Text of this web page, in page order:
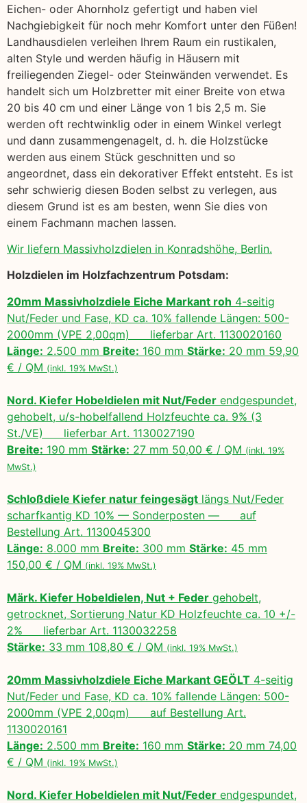
Eichen- oder Ahornholz gefertigt und haben viel
Nachgiebigkeit für noch mehr Komfort unter den Füßen!
Landhausdielen verleihen Ihrem Raum ein rustikalen,
alten Style und werden häufig in Häusern mit
freiliegenden Ziegel- oder Steinwänden verwendet. Es
handelt sich um Holzbretter mit einer Breite von etwa
20 bis 40 cm und einer Länge von 1 bis 2,5 m. Sie
werden oft rechtwinklig oder in einem Winkel verlegt
und dann zusammengenagelt, d. h. die Holzstücke
werden aus einem Stück geschnitten und so
angeordnet, dass ein dekorativer Effekt entsteht. Es ist
sehr schwierig diesen Boden selbst zu verlegen, aus
diesem Grund ist es am besten, wenn Sie dies von
einem Fachmann machen lassen.
Wir liefern Massivholzdielen in Konradshöhe, Berlin.
Holzdielen im Holzfachzentrum Potsdam:
20mm Massivholzdiele Eiche Markant roh 4-seitig
Nut/Feder und Fase, KD ca. 10% fallende Längen: 500-
2000mm (VPE 2,00qm) lieferbar Art. 1130020160
Länge: 2.500 mm Breite: 160 mm Stärke: 20 mm 59,90
€ / QM (inkl. 19% MwSt.)
Nord. Kiefer Hobeldielen mit Nut/Feder endgespundet,
gehobelt, u/s-hobelfallend Holzfeuchte ca. 9% (3
St./VE) lieferbar Art. 1130027190
Breite: 190 mm Stärke: 27 mm 50,00 € / QM (inkl. 19%
MwSt.)
Schloßdiele Kiefer natur feingesägt längs Nut/Feder
scharfkantig KD 10% — Sonderposten — auf
Bestellung Art. 1130045300
Länge: 8.000 mm Breite: 300 mm Stärke: 45 mm
150,00 € / QM (inkl. 19% MwSt.)
Märk. Kiefer Hobeldielen, Nut + Feder gehobelt,
getrocknet, Sortierung Natur KD Holzfeuchte ca. 10 +/-
2% lieferbar Art. 1130032258
Stärke: 33 mm 108,80 € / QM (inkl. 19% MwSt.)
20mm Massivholzdiele Eiche Markant GEÖLT 4-seitig
Nut/Feder und Fase, KD ca. 10% fallende Längen: 500-
2000mm (VPE 2,00qm) auf Bestellung Art.
1130020161
Länge: 2.500 mm Breite: 160 mm Stärke: 20 mm 74,00
€ / QM (inkl. 19% MwSt.)
Nord. Kiefer Hobeldielen mit Nut/Feder endgespundet,